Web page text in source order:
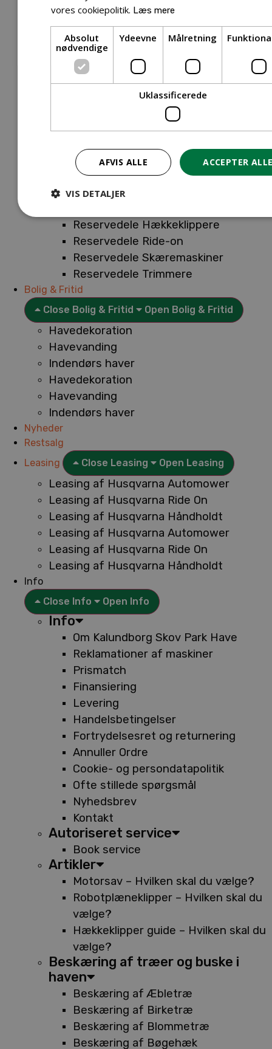
Tilbehør Motorsav
Tilbehør Kæder
Tilbehør Sværd
Tilbehør Rengøringsmaskiner
Tilbehør Robotplæneklipper
Tilbehør Walk Behind
Reservedele Løvblæsere
Reservedele Motorsave
Reservedele Plæneklippere
Reservedele Hækkeklippere
Reservedele Ride-on
Reservedele Skæremaskiner
Reservedele Trimmere
Bolig & Fritid
Close Bolig & Fritid
Open Bolig & Fritid
Havedekoration
Havevanding
Indendørs haver
Havedekoration
Havevanding
Indendørs haver
Nyheder
Restsalg
Leasing
Close Leasing Open Leasing
Leasing af Husqvarna Automower
Leasing af Husqvarna Ride On
Leasing af Husqvarna Håndholdt
Leasing af Husqvarna Automower
Leasing af Husqvarna Ride On
Leasing af Husqvarna Håndholdt
Info
Close Info
Open Info
Info
Om Kalundborg Skov Park Have
Reklamationer af maskiner
Prismatch
Finansiering
Levering
Handelsbetingelser
Fortrydelsesret og returnering
Annuller Ordre
Cookie- og persondatapolitik
Ofte stillede spørgsmål
Nyhedsbrev
Kontakt
Autoriseret service
Book service
Artikler
Motorsav – Hvilken skal du vælge?
Robotplæneklipper – Hvilken skal du
vælge?
Hækkeklipper guide – Hvilken skal du
vælge?
Beskæring af træer og buske i
haven
Beskæring af Æbletræ
Beskæring af Birketræ
Beskæring af Blommetræ
Beskæring af Bøgehæk
vores cookiepolitik. Læs mere
Absolut
nødvendige
Ydeevne Målretning
Uklassificerede
ACCEPTER
AFVIS ALLE
VIS DETALJER